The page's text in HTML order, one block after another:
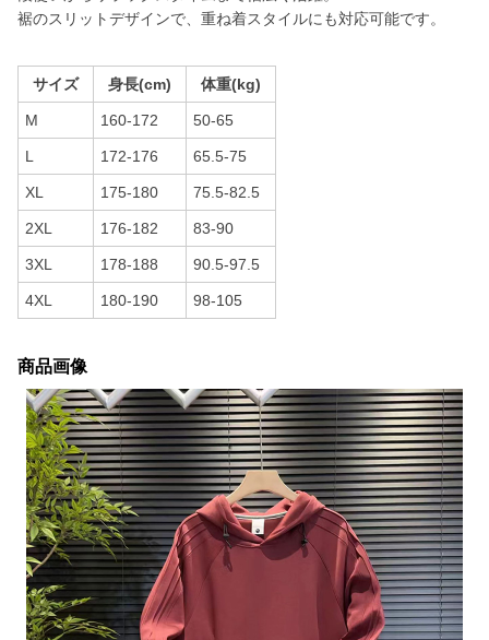
裾のスリットデザインで、重ね着スタイルにも対応可能です。
サイズ 身長(cm) 体重(kg)
M 160-172 50-65
L 172-176 65.5-75
XL 175-180 75.5-82.5
2XL 176-182 83-90
3XL 178-188 90.5-97.5
4XL 180-190 98-105
商品画像